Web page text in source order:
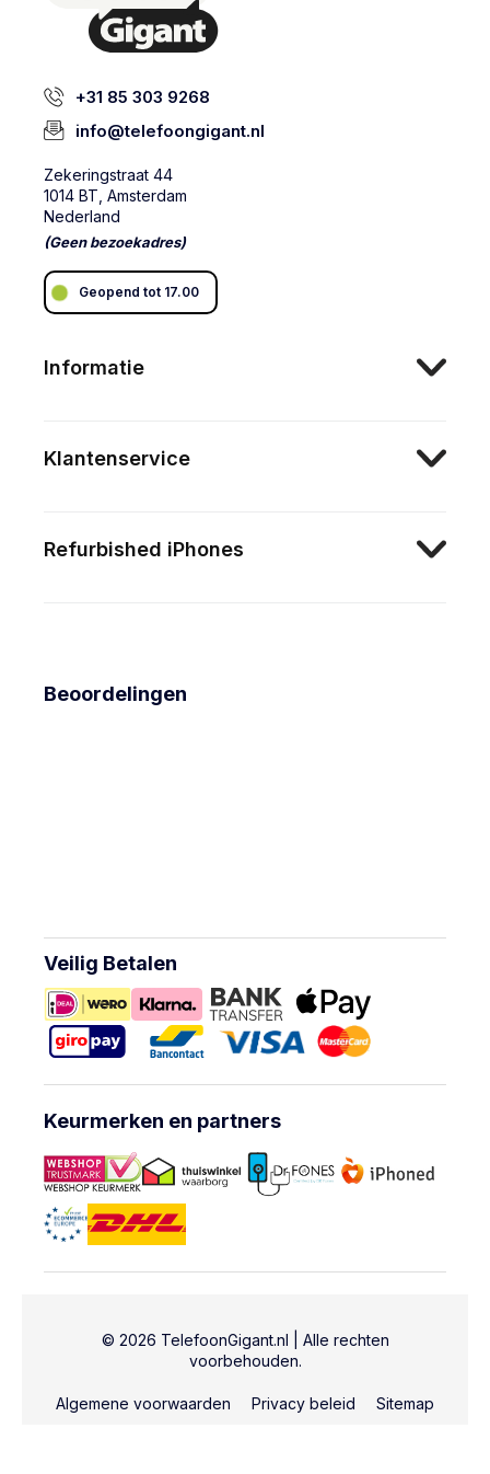
+31 85 303 9268
info@telefoongigant.nl
Zekeringstraat 44
1014 BT, Amsterdam
Nederland
(Geen bezoekadres)
Geopend tot 17.00
Informatie
Klantenservice
Refurbished iPhones
Beoordelingen
Veilig Betalen
Keurmerken en partners
© 2026 TelefoonGigant.nl | Alle rechten
voorbehouden.
Algemene voorwaarden Privacy beleid Sitemap